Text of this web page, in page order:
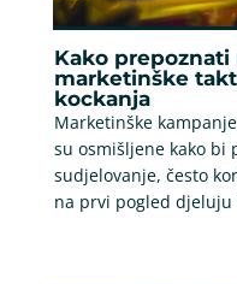
Kako
marketinške
kockanja
Marketinške
su osmišljene kako bi
sudjelovanje, često
na prvi pogled djeluju